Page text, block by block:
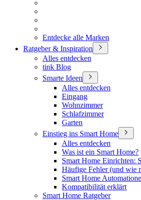
Entdecke alle Marken
Ratgeber & Inspiration
Alles entdecken
tink Blog
Smarte Ideen
Alles entdecken
Eingang
Wohnzimmer
Schlafzimmer
Garten
Einstieg ins Smart Home
Alles entdecken
Was ist ein Smart Home?
Smart Home Einrichten:
Häufige Fehler (und wie
Smart Home
Kompatibilität erklärt
Smart Home Ratgeber